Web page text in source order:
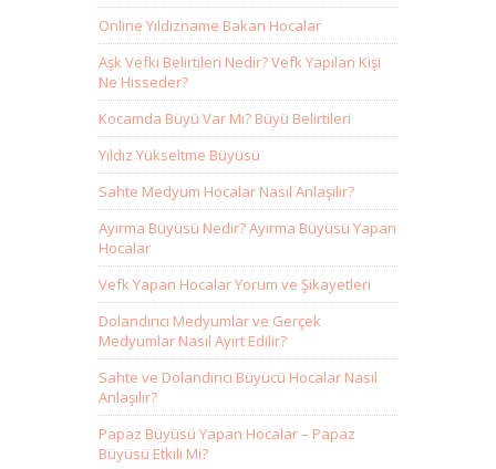
Online Yıldızname Bakan Hocalar
Aşk Vefki Belirtileri Nedir? Vefk Yapılan Kişi
Ne Hisseder?
Kocamda Büyü Var Mı? Büyü Belirtileri
Yıldız Yükseltme Büyüsü
Sahte Medyum Hocalar Nasıl Anlaşılır?
Ayırma Büyüsü Nedir? Ayırma Büyüsü Yapan
Hocalar
Vefk Yapan Hocalar Yorum ve Şikayetleri
Dolandırıcı Medyumlar ve Gerçek
Medyumlar Nasıl Ayırt Edilir?
Sahte ve Dolandırıcı Büyücü Hocalar Nasıl
Anlaşılır?
Papaz Büyüsü Yapan Hocalar – Papaz
Büyüsü Etkili Mi?